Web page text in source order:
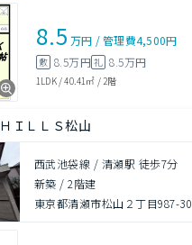
8.5 万円 /管理費4,500円
敷 8.5万円礼 8.5万円
1LDK/40.41㎡ / 2階
ＨＩＬＬＳ松山
西武池袋線 / 清瀬駅 徒歩7分
新築 /2階建
東京都清瀬市松山２丁目987-30